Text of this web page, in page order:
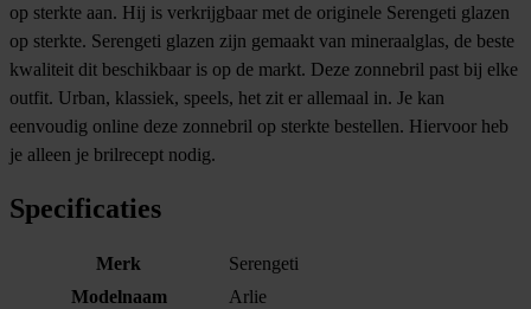
op sterkte aan. Hij is verkrijgbaar met de originele Serengeti glazen
op sterkte. Serengeti glazen zijn gemaakt van mineraalglas, de beste
kwaliteit dit beschikbaar is op de markt. Deze zonnebril past bij elke
outfit. Urban, klassiek, speels, het zit er allemaal in. Je kan
eenvoudig online deze zonnebril op sterkte bestellen. Hiervoor heb
je alleen je brilrecept nodig.
Specificaties
Merk
Serengeti
Modelnaam
Arlie